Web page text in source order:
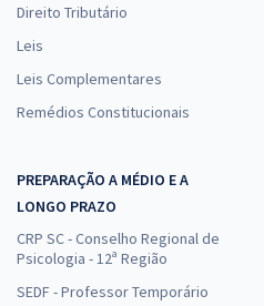
Direito Tributário
Leis
Leis Complementares
Remédios Constitucionais
PREPARAÇÃO A MÉDIO E A
LONGO PRAZO
CRP SC - Conselho Regional de
Psicologia - 12ª Região
SEDF - Professor Temporário